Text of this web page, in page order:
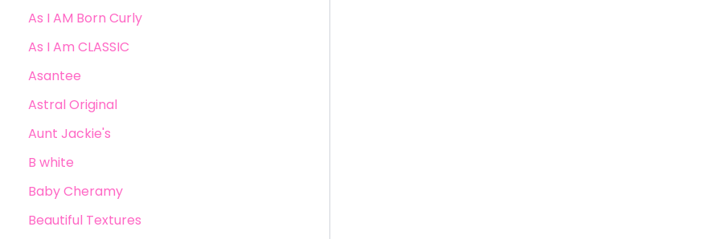
As I AM Born Curly
As I Am CLASSIC
Asantee
Astral Original
Aunt Jackie's
B white
Baby Cheramy
Beautiful Textures